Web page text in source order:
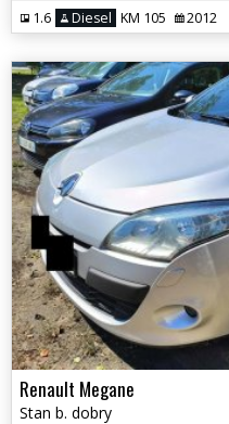
1.6 Diesel KM 105 2012
Renault Megane
Stan b. dobry